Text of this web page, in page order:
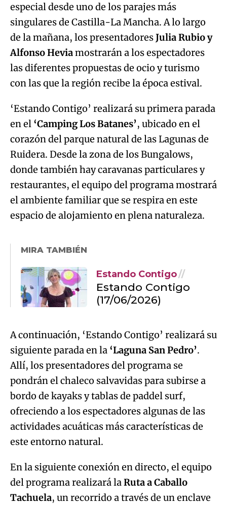
especial desde uno de los parajes más
singulares de Castilla-La Mancha. A lo largo
de la mañana, los presentadoresJulia Rubio y
Alfonso Heviamostrarán a los espectadores
las diferentes propuestas de ocio y turismo
con las que la región recibe la época estival.
‘Estando Contigo’ realizará su primera parada
en el ‘Camping Los Batanes’, ubicado en el
corazón del parque natural de las Lagunas de
Ruidera. Desde la zona de los Bungalows,
donde también hay caravanas particulares y
restaurantes, el equipo del programa mostrará
el ambiente familiar que se respira en este
espacio de alojamiento en plena naturaleza.
MIRA TAMBIÉN
Estando Contigo
Estando Contigo
(17/06/2026)
A continuación, ‘Estando Contigo’ realizará su
siguiente parada en la ‘Laguna San Pedro’.
Allí, los presentadores del programa se
pondrán el chaleco salvavidas para subirse a
bordo de kayaks y tablas de paddel surf,
ofreciendo a los espectadores algunas de las
actividades acuáticas más características de
este entorno natural.
En la siguiente conexión en directo, el equipo
del programa realizará laRuta a Caballo
Tachuela, un recorrido a través de un enclave